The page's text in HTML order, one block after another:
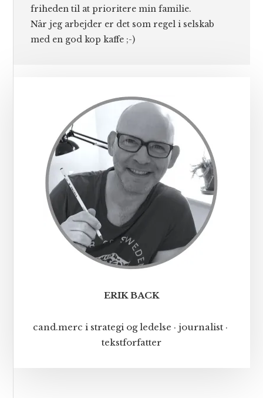
friheden til at prioritere min familie.
Når jeg arbejder er det som regel i selskab
med en god kop kaffe ;-)
ERIK BACK
cand.merc i strategi og ledelse · journalist ·
tekstforfatter